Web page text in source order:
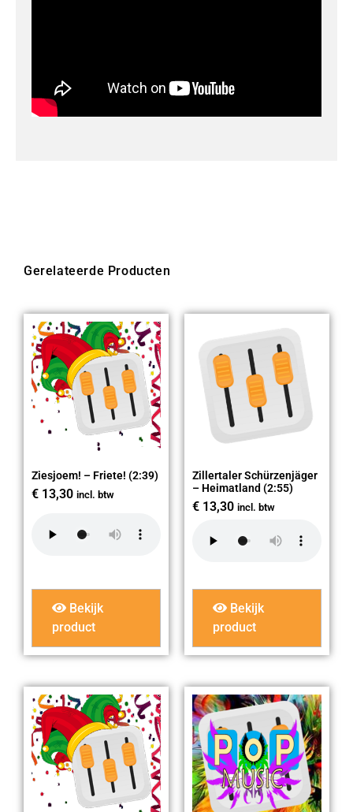
Gerelateerde Producten
Ziesjoem! – Friete! (2:39)
€ 13,30 incl. btw
Bekijk
product
Zillertaler Schürzenjäger
– Heimatland (2:55)
€ 13,30 incl. btw
Bekijk
product